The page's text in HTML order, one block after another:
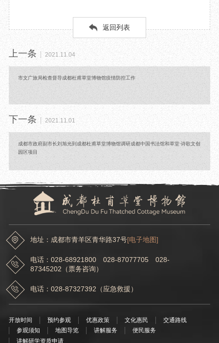
返回列表
上一条 2021.11.04
市文广旅局检查督导成都杜甫草堂博物馆疫情防控工作
下一条 2021.11.01
成都市政府副市长刘旭光到成都杜甫草堂博物馆调研成都中国书法馆和草堂·诗歌文创
园区项目
地址：成都市青羊区青华路37号[电子地图]
电话：028-68921800 028-87077705 028-
87345202（票务咨询）
电话：028-87327392（应急救援）
开放时间 预约参观 优惠政策 文化惠民
交通路线
参观须知
地图导览 讲解服务
便民服务
讲解研学资质申请